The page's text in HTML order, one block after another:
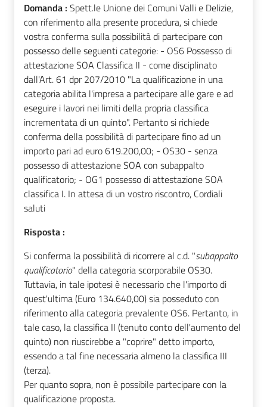
Domanda : Spett.le Unione dei Comuni Valli e Delizie,
con riferimento alla presente procedura, si chiede
vostra conferma sulla possibilità di partecipare con
possesso delle seguenti categorie: - OS6 Possesso di
attestazione SOA Classifica II - come disciplinato
dall'Art. 61 dpr 207/2010 "La qualificazione in una
categoria abilita l'impresa a partecipare alle gare e ad
eseguire i lavori nei limiti della propria classifica
incrementata di un quinto". Pertanto si richiede
conferma della possibilità di partecipare fino ad un
importo pari ad euro 619.200,00; - OS30 - senza
possesso di attestazione SOA con subappalto
qualificatorio; - OG1 possesso di attestazione SOA
classifica I. In attesa di un vostro riscontro, Cordiali
saluti
Risposta :
Si conferma la possibilità di ricorrere al c.d. "subappalto
qualificatorio" della categoria scorporabile OS30.
Tuttavia, in tale ipotesi è necessario che l'importo di
quest'ultima (Euro 134.640,00) sia posseduto con
riferimento alla categoria prevalente OS6. Pertanto, in
tale caso, la classifica II (tenuto conto dell'aumento del
quinto) non riuscirebbe a "coprire" detto importo,
essendo a tal fine necessaria almeno la classifica III
(terza).
Per quanto sopra, non è possibile partecipare con la
qualificazione proposta.